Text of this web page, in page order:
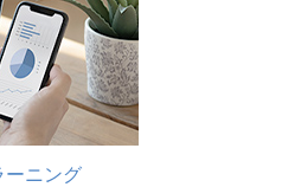
ーニング